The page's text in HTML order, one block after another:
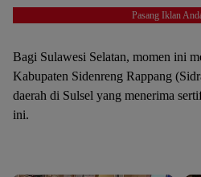
Pasang Iklan
Bagi Sulawesi Selatan, momen ini
Kabupaten Sidenreng Rappang
daerah di Sulsel yang menerima
ini.